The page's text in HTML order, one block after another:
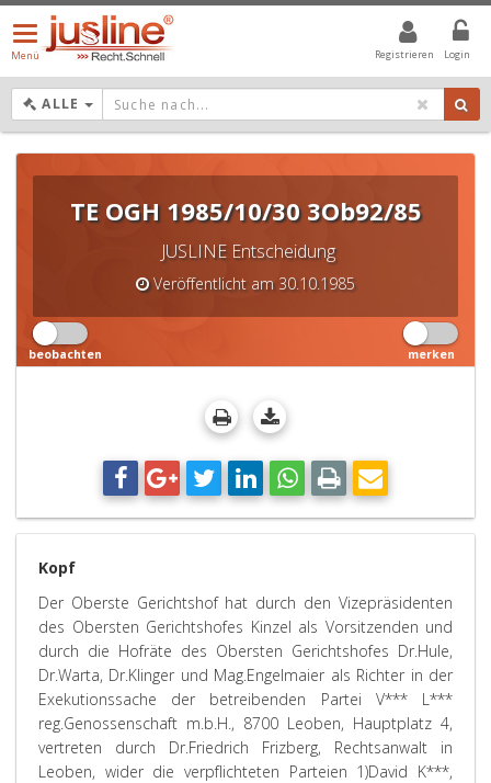
Registrieren Login
Menü
öffnen/schließen
Menü
ALLE DROPDOWN: GEWÄHLTER WERT IST ALLE
TE OGH 1985/10/30 3Ob92/85
JUSLINE Entscheidung
Veröffentlicht am 30.10.1985
beobachten merken
Kopf
Der Oberste Gerichtshof hat durch den Vizepräsidenten
des Obersten Gerichtshofes Kinzel als Vorsitzenden und
durch die Hofräte des Obersten Gerichtshofes Dr.Hule,
Dr.Warta, Dr.Klinger und Mag.Engelmaier als Richter in der
Exekutionssache der betreibenden Partei V*** L***
reg.Genossenschaft m.b.H., 8700 Leoben, Hauptplatz 4,
vertreten durch Dr.Friedrich Frizberg, Rechtsanwalt in
Leoben, wider die verpflichteten Parteien 1)David K***,